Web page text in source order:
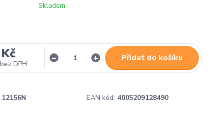
Skladem
bez DPH
Přidat do košíku
12156N EAN kód: 4005209128490